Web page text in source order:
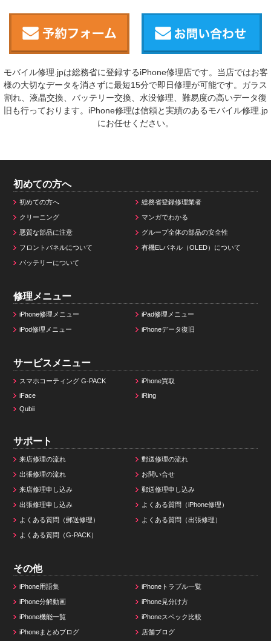
モバイル修理.jpは総務省に登録するiPhone修理店です。当店ではお客
様の大切なデータを消さずに最短15分で即日修理が可能です。ガラス
割れ、液晶交換、バッテリー交換、水没修理、難易度の高いデータ復
旧も行っております。iPhone修理は信頼と実績のあるモバイル修理.jp
にお任せください。
初めての方へ
初めての方へ 総務省登録修理業者
クリーニング マンガでわかる
悪質な部品に注意 グループ全体の部品の安全性
フロントパネルについて 有機ELパネル（OLED）について
バッテリーについて
修理メニュー
iPhone修理メニュー iPad修理メニュー
iPod修理メニュー iPhoneデータ復旧
サービスメニュー
スマホコーティング G-PACK
iPhone買取
iFace
iRing
Qubii
サポート
来店修理の流れ 郵送修理の流れ
出張修理の流れ お問い合せ
来店修理申し込み 郵送修理申し込み
出張修理申し込み よくある質問（iPhone修理）
よくある質問（郵送修理） よくある質問（出張修理）
よくある質問（G-PACK）
その他
iPhone用語集 iPhoneトラブル一覧
iPhone分解動画 iPhone見分け方
iPhone機能一覧 iPhoneスペック比較
iPhoneまとめブログ 店舗ブログ